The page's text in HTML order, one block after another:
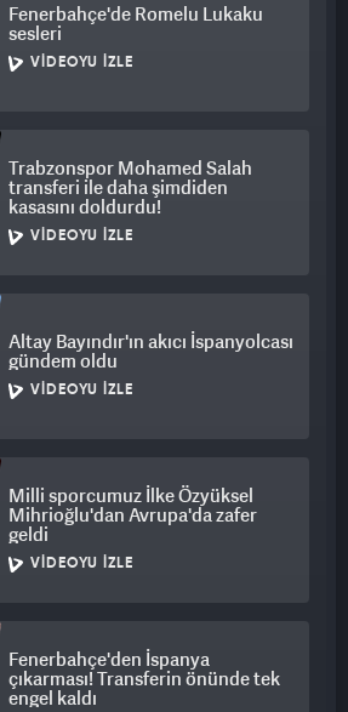
Fenerbahçe'de Romelu Lukaku
sesleri
VIDEOYU İZLE
Trabzonspor Mohamed Salah
transferi ile daha şimdiden
kasasını doldurdu!
VIDEOYU İZLE
Altay Bayındır'ın akıcı İspanyolcası
gündem oldu
VIDEOYU İZLE
Milli sporcumuz İlke Özyüksel
Mihrioğlu'dan Avrupa'da zafer
geldi
VIDEOYU İZLE
Fenerbahçe'den İspanya
çıkarması! Transferin önünde tek
engel kaldı